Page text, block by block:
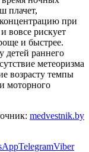
плачет,
при
вовсе рискует
и быстрее.
раннего
метеоризма
возрасту темпы
моторного
medvestnik.by
TelegramViber